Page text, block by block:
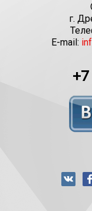
г.
E-mail:
+7